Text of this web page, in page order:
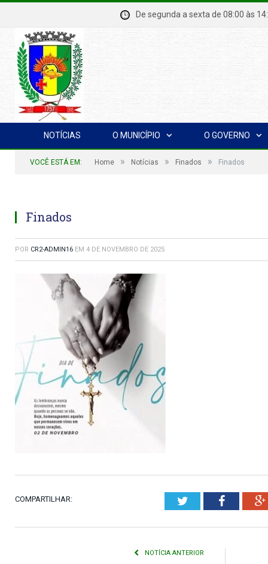
De segunda a sexta de 08:00
NOTÍCIAS O MUNICÍPIO O GOVERNO
VOCÊ ESTÁ EM: Home » Notícias » Finados » Finados
Finados
POR CR2-ADMIN16 EM 4 DE NOVEMBRO DE 2025
COMPARTILHAR: Twitter
NOTÍCIA ANTERIOR